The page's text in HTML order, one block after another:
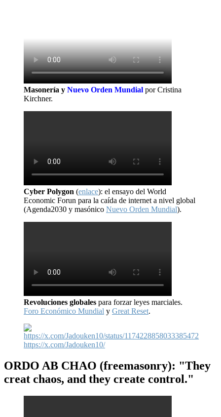
Masonería y Nuevo Orden Mundial por Cristina
Kirchner.
Cyber Polygon (enlace): el ensayo del World
Economic Forun para la caída de internet a nivel global
(Agenda2030 y masónico Nuevo Orden Mundial).
Revoluciones globales para forzar leyes marciales.
Foro Económico Mundial y Great Reset.
https://x.com/Jadouken10/
ORDO AB CHAO (freemasonry): "They
creat chaos, and they create control."